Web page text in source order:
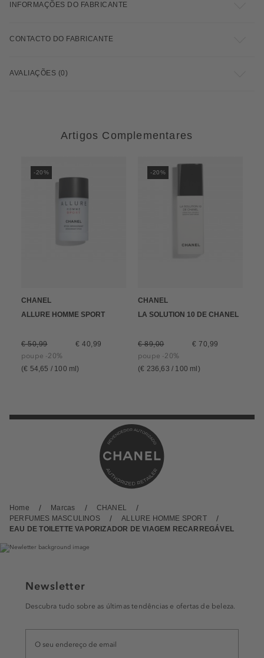
Home Marcas
CHANEL
PERFUMES MASCULINOS
ALLURE HOMME SPORT
EAU DE TOILETTE VAPORIZADOR DE VIAGEM RECARREGÁVEL
INFORMAÇÕES DO FABRICANTE
CONTACTO DO FABRICANTE
AVALIAÇÕES (0)
Artigos Complementares
-20%
CHANEL
ALLURE HOMME SPORT
€ 50,99
€ 40,99
poupe -20%
(€ 54,65 / 100 ml)
-20%
CHANEL
LA SOLUTION 10 DE CHANEL
€ 89,00
€ 70,99
poupe -20%
(€ 236,63 / 100 ml)
Newsletter
Descubra tudo sobre as últimas tendências e ofertas de beleza.